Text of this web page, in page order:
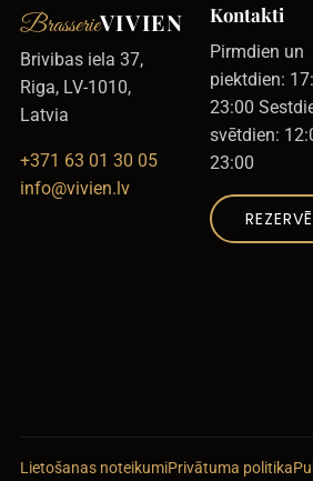
BrasserieVIVIEN
Brivibas iela 37,
Riga, LV-1010,
Latvia
+371 63 01 30 05
info@vivien.lv
Kontakti
Pirmdien un
piektdien:
23:00
svētdien:
23:00
Lietošanas noteikumiPrivātuma politika